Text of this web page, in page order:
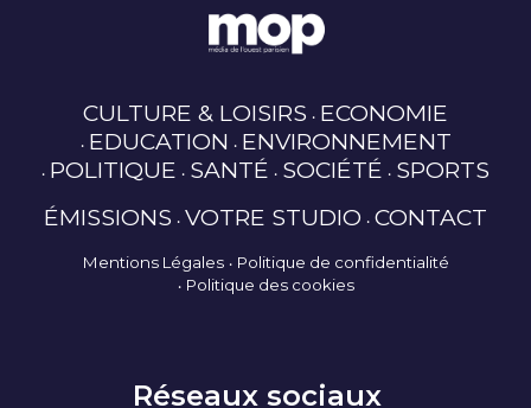
CULTURE & LOISIRS ECONOMIE
EDUCATION ENVIRONNEMENT
POLITIQUE SANTÉ SOCIÉTÉ SPORTS
ÉMISSIONS VOTRE STUDIO CONTACT
Mentions Légales
Politique de confidentialité
Politique des cookies
Réseaux sociaux